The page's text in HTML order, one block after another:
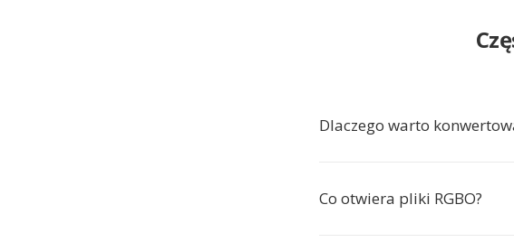
Dlaczego warto
Co otwiera pliki RGBO?